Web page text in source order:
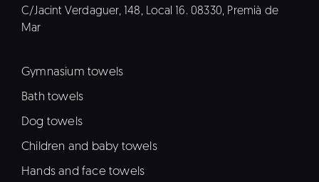
C/Jacint Verdaguer, 148, Local 16. 08330, Premià de
Mar
Gymnasium towels
Bath towels
Dog towels
Children and baby towels
Hands and face towels